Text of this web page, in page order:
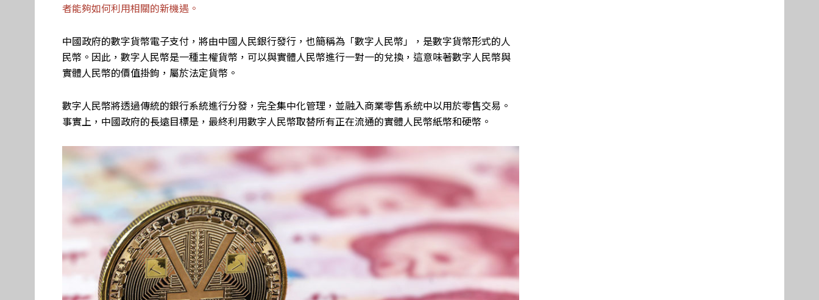
者能夠如何利用相關的新機遇。
中國政府的數字貨幣電子支付，將由中國人民銀行發行，也簡稱為「數字人民幣」，是數字貨幣形式的人
民幣。因此，數字人民幣是一種主權貨幣，可以與實體人民幣進行一對一的兌換，這意味著數字人民幣與
實體人民幣的價值掛鉤，屬於法定貨幣。
數字人民幣將透過傳統的銀行系統進行分發，完全集中化管理，並融入商業零售系統中以用於零售交易。
事實上，中國政府的長遠目標是，最終利用數字人民幣取替所有正在流通的實體人民幣紙幣和硬幣。